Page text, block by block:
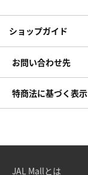
ショップガイド
お問い合わせ先
特商法に基づく表示
JAL Mallとは